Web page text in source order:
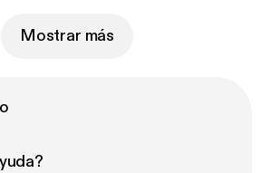
Mostrar más